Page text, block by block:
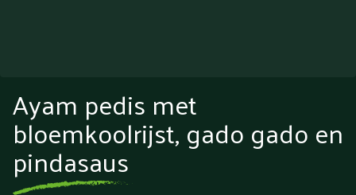
Ayam pedis met
bloemkoolrijst, gado gado en
pindasaus